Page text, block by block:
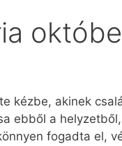
kézbe, akinek
ebből a
fogadta el,